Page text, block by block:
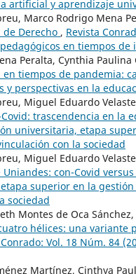
artificial y aprendizaje
Marco Rodrigo Mena
Derecho , Revista
en tiempos
Peralta, Cynthia
tiempos de pandemia:
y perspectivas en la
Miguel Eduardo
trascendencia en la
universitaria, etapa
con la sociedad
Miguel Eduardo
con-Covid versus
superior en la
sociedad
Montes de Oca
hélices: una variante
Vol. 18 Núm. 84
Martínez, Cinthya